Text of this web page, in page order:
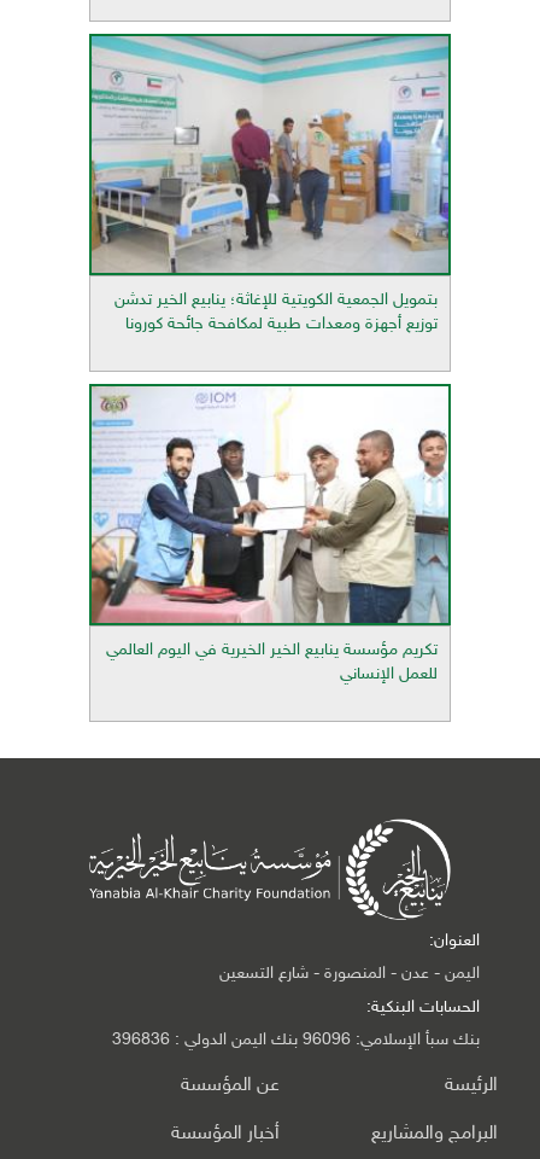
بتمويل الجمعية الكويتية للإغاثة؛ ينابيع الخير تدشن
توزيع أجهزة ومعدات طبية لمكافحة جائحة كورونا
تكريم مؤسسة ينابيع الخير الخيرية في اليوم العالمي
للعمل الإنساني
العنوان:
اليمن - عدن - المنصورة - شارع التسعين
الحسابات البنكية:
بنك سبأ الإسلامي: 96096 بنك اليمن الدولي : 396836
الرئيسة عن المؤسسة
البرامج والمشاريع أخبار المؤسسة